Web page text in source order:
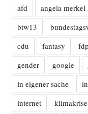
afd angela merkel
btw13
cdu
fantasy fdp
gender
google
in eigener sache
internet
klimakrise